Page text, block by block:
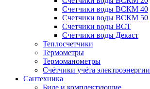
Счетчики воды ВСКМ 40
Счетчики воды ВСКМ 50
Счетчики воды ВСТ
Счетчики воды Декаст
Теплосчетчики
Термометры
Термоманометры
Счётчики учёта электроэнергии
Сантехника
Биде и комплектующие